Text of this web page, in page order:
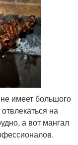
имеет большого
на
а вот мангал